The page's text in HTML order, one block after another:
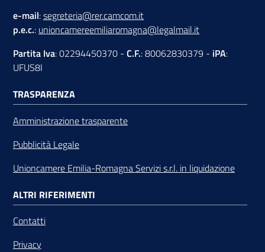
e-mail:segreteria@rer.camcom.it
p.e.c.: unioncamereemiliaromagna@legalmail.it
Partita Iva: 02294450370 - C.F.: 80062830379 - iPA:
UFUS8I
TRASPARENZA
Amministrazione trasparente
Pubblicità Legale
Unioncamere Emilia-Romagna Servizi s.r.l. in liquidazione
ALTRI RIFERIMENTI
Contatti
Privacy